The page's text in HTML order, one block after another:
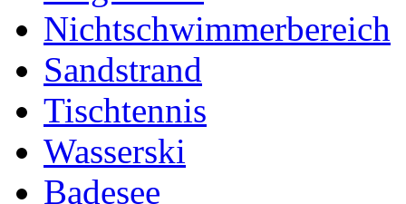
Nichtschwimmerbereich
Sandstrand
Tischtennis
Wasserski
Badesee